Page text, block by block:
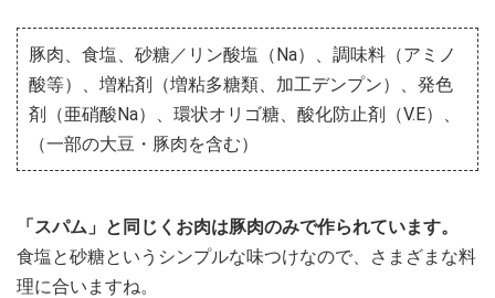
豚肉、食塩、砂糖／リン酸塩（Na）、調味料（アミノ
酸等）、増粘剤（増粘多糖類、加工デンプン）、発色
剤（亜硝酸Na）、環状オリゴ糖、酸化防止剤（V.E）、
（一部の大豆・豚肉を含む）
「スパム」と同じくお肉は豚肉のみで作られています。
食塩と砂糖というシンプルな味つけなので、さまざまな料
理に合いますね。